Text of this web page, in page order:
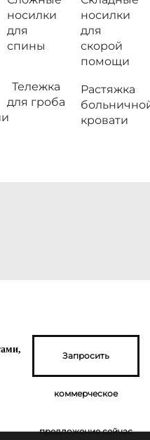
носилки
для
спины
носилки
для
скорой
помощи
Тележка
для гроба
Растяжка
кровати
Запросить
коммерческое
предложение сейчас